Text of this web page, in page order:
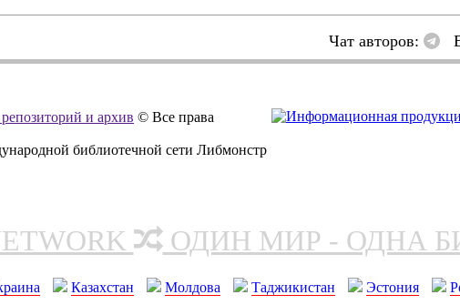
Чат авторов:
и архив © Все права
библиотечной сети Либмонстр
ОДИН МИР - ОДНА
Казахстан Молдова Таджикистан Эстония